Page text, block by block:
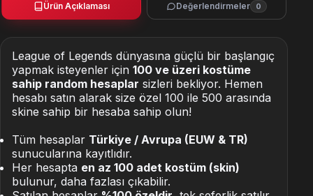
Ürün Açıklaması Değerlendirmeler 0
League of Legends dünyasına güçlü bir başlangıç
yapmak isteyenler için 100 ve üzeri kostüme
sahip random hesaplar sizleri bekliyor. Hemen
hesabı satın alarak size özel 100 ile 500 arasında
skine sahip bir hesaba sahip olun!
Tüm hesaplar Türkiye / Avrupa (EUW & TR)
sunucularına kayıtlıdır.
Her hesapta en az 100 adet kostüm (skin)
bulunur, daha fazlası çıkabilir.